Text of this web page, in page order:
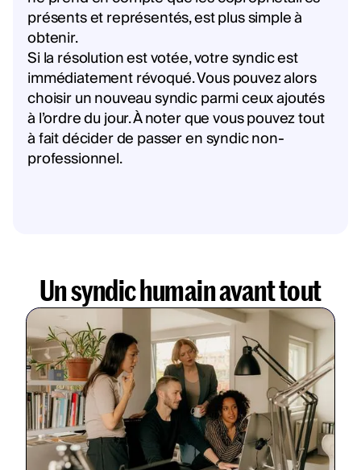
présents et représentés, est plus simple à
obtenir.
Si la résolution est votée, votre syndic est
immédiatement révoqué. Vous pouvez alors
choisir un nouveau syndic parmi ceux ajoutés
à l’ordre du jour. À noter que vous pouvez tout
à fait décider de passer en syndic non-
professionnel.
Un syndic humain avant tout